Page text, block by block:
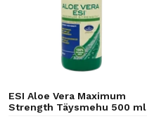
ESI Aloe Vera Maximum
Strength Täysmehu 500 ml